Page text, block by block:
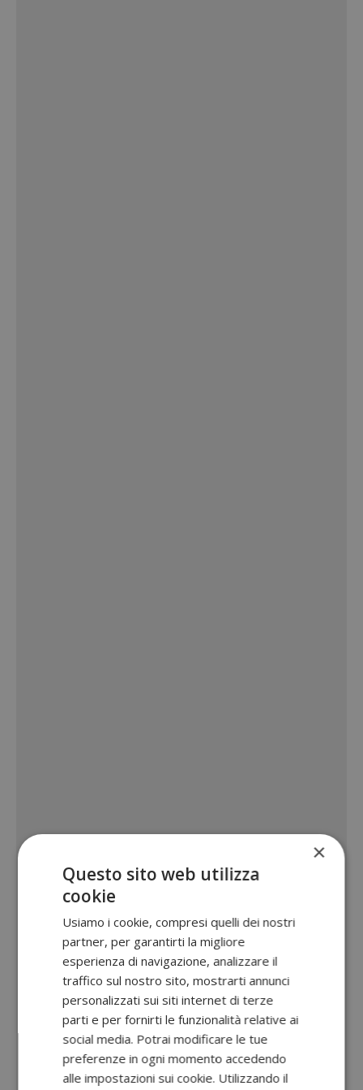
×
Questo sito web utilizza
cookie
Usiamo i cookie, compresi quelli dei nostri
partner, per garantirti la migliore
esperienza di navigazione, analizzare il
traffico sul nostro sito, mostrarti annunci
personalizzati sui siti internet di terze
parti e per fornirti le funzionalità relative ai
social media. Potrai modificare le tue
preferenze in ogni momento accedendo
alle impostazioni sui cookie. Utilizzando il